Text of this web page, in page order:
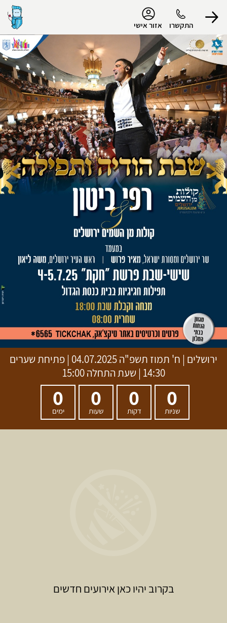
התקשרו אזור אישי
הפרופיל שלי
התנתק
ירושלים | ח' תמוז תשפ"ה
04.07.2025 | פתיחת שערים
14:30 | שעת התחלה 15:00
0
שניות
0
דקות
0
שעות
0
ימים
בקרוב יהיו כאן אירועים חדשים